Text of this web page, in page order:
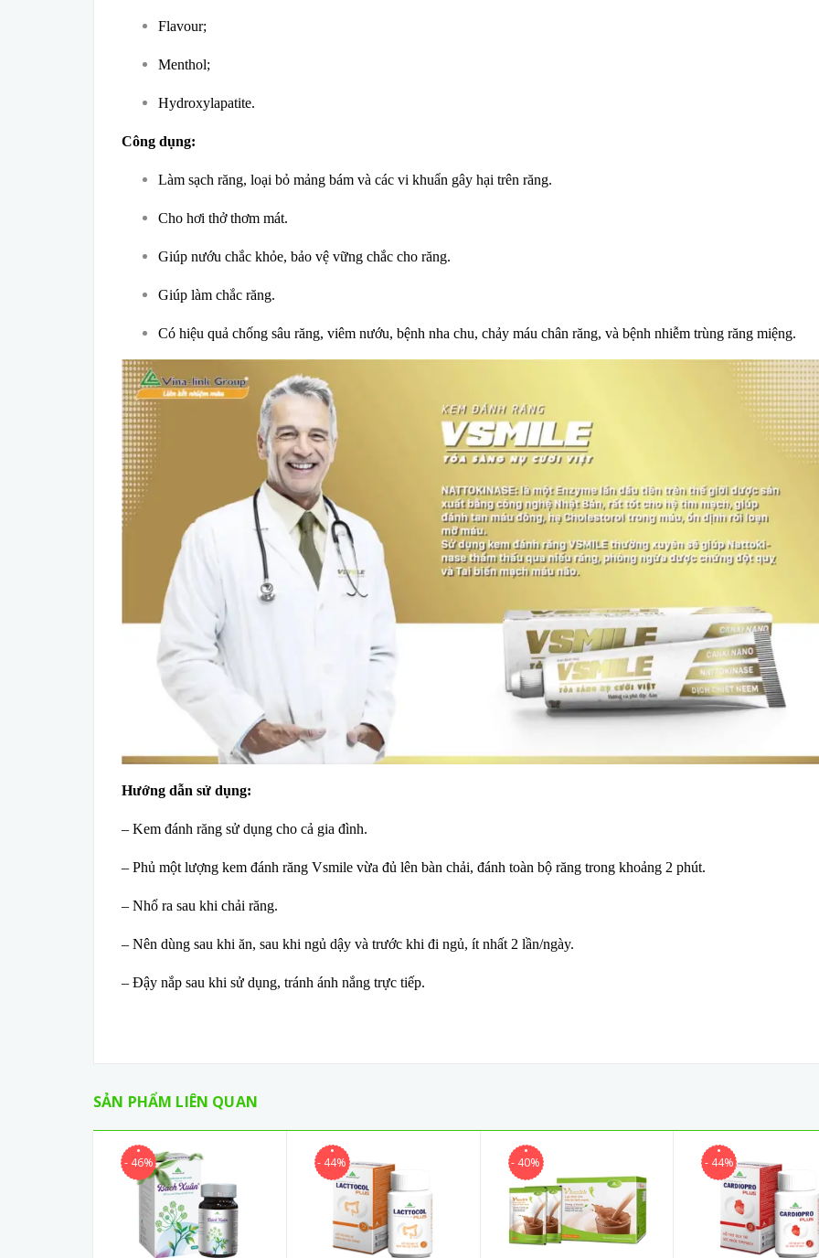
Flavour;
Menthol;
Hydroxylapatite.
Công dụng:
Làm sạch răng, loại bỏ mảng bám và các vi khuẩn gây hại trên răng.
Cho hơi thở thơm mát.
Giúp nướu chắc khỏe, bảo vệ vững chắc cho răng.
Giúp làm chắc răng.
Có hiệu quả chống sâu răng, viêm nướu, bệnh nha chu, chảy máu chân răng, và bệnh nhiễm trùng răng miệng.
Hướng dẫn sử dụng:
– Kem đánh răng sử dụng cho cả gia đình.
– Phủ một lượng kem đánh răng Vsmile vừa đủ lên bàn chải, đánh toàn bộ răng trong khoảng 2 phút.
– Nhổ ra sau khi chải răng.
– Nên dùng sau khi ăn, sau khi ngủ dậy và trước khi đi ngủ, ít nhất 2 lần/ngày.
– Đậy nắp sau khi sử dụng, tránh ánh nắng trực tiếp.
SẢN PHẨM LIÊN QUAN
- 46% - 44% - 40% - 44%